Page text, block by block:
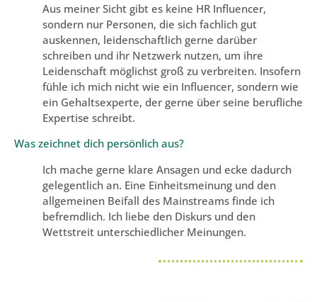
Aus meiner Sicht gibt es keine HR Influencer,
sondern nur Personen, die sich fachlich gut
auskennen, leidenschaftlich gerne darüber
schreiben und ihr Netzwerk nutzen, um ihre
Leidenschaft möglichst groß zu verbreiten. Insofern
fühle ich mich nicht wie ein Influencer, sondern wie
ein Gehaltsexperte, der gerne über seine berufliche
Expertise schreibt.
Was zeichnet dich persönlich aus?
Ich mache gerne klare Ansagen und ecke dadurch
gelegentlich an. Eine Einheitsmeinung und den
allgemeinen Beifall des Mainstreams finde ich
befremdlich. Ich liebe den Diskurs und den
Wettstreit unterschiedlicher Meinungen.